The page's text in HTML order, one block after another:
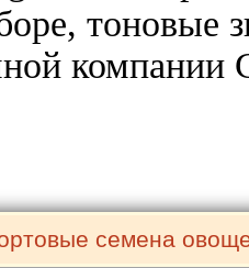
тоновые
компании